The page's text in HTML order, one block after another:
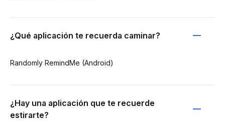
¿Qué aplicación te recuerda caminar?
Randomly RemindMe (Android)
¿Hay una aplicación que te recuerde
estirarte?